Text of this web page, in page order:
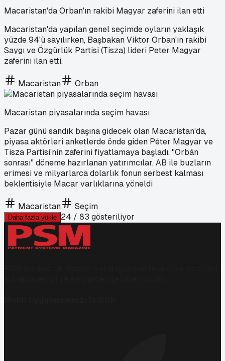
Macaristan'da Orban'ın rakibi Magyar zaferini ilan etti
Macaristan'da yapılan genel seçimde oyların yaklaşık
yüzde 94'ü sayılırken, Başbakan Viktor Orban'ın rakibi
Saygı ve Özgürlük Partisi (Tisza) lideri Peter Magyar
zaferini ilan etti.
Macaristan Orban
Macaristan piyasalarında seçim havası
Pazar günü sandık başına gidecek olan Macaristan’da,
piyasa aktörleri anketlerde önde giden Péter Magyar ve
Tisza Partisi’nin zaferini fiyatlamaya başladı. "Orbán
sonrası" döneme hazırlanan yatırımcılar, AB ile buzların
erimesi ve milyarlarca dolarlık fonun serbest kalması
beklentisiyle Macar varlıklarına yöneldi
Macaristan Seçim
Daha fazla yükle 24 / 83 gösteriliyor